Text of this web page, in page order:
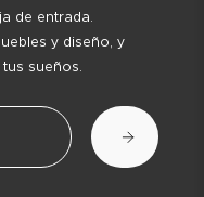
de entrada.
y diseño, y
sueños.